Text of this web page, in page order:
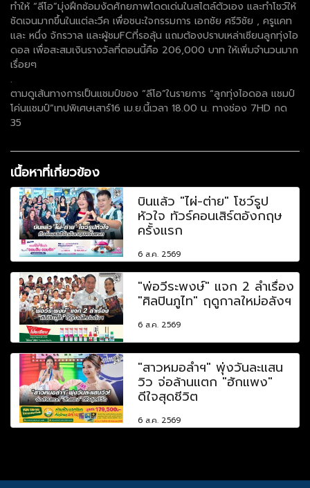
ทำให้ “ลีโอ”มุ่งฝึกซ้อมงัดศักยภาพโดดเด่นในสไตล์ตัวเอง และทำโชว์ให้
ชัดเจนมากขึ้นในแต่ละวีค เพื่อชนะใจกรรมการ เอกชัย ศรีวิชัย , ครูแคท
และ หนึ่ง จักรวาล และผู้ชมFCที่รอลุ้น แถมต้องปราบเหล่าเซียนลูกทุ่งไอ
ดอล เพื่อสะสมเงินรางวัลที่ตอนนี้คือ 206,000 บาท ให้เพิ่มจำนวนมาก
เรื่อยๆ
.
ตามดูเส้นทางการเป็นแชมป์ของ “ลีโอ”ในรายการ “ลูกทุ่งไอดอล แชมป์
โค่นแชมป์”เทปพิเศษเสาร์16 เม.ย.นี้เวลา 18.00 น. ทางช่อง 7HD กด
35
เนื้อหาที่เกี่ยวข้อง
บินแล้ว "ไผ่-ต่าย" โชว์รูป
หัวใจ ทัวร์คอนเสิร์ตอังกฤษ
ครั้งแรก
6 ส.ค. 2569
"พ่อวีระพงษ์" แจก 2 ลำเรื่อง
"ศิลปินภูไท" ฤดูกาลใหม่อลังฯ
6 ส.ค. 2569
"สาวหมอลำฯ" พุ่งวันละแสน
วิว จ่อล้านแตก "ฮักแพง"
ดีใจสุดชีวิต
6 ส.ค. 2569